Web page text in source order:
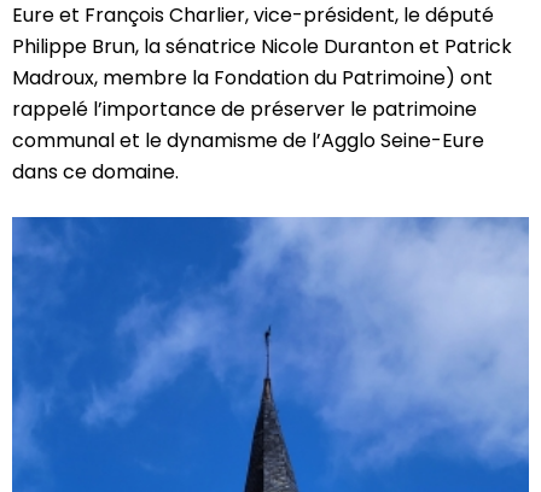
Eure et François Charlier, vice-président, le député
Philippe Brun, la sénatrice Nicole Duranton et Patrick
Madroux, membre la Fondation du Patrimoine) ont
rappelé l’importance de préserver le patrimoine
communal et le dynamisme de l’Agglo Seine-Eure
dans ce domaine.